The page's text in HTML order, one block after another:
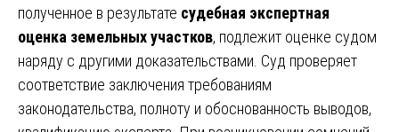
полученное в результате судебная экспертная
оценка земельных участков, подлежит оценке судом
наряду с другими доказательствами. Суд проверяет
соответствие заключения требованиям
законодательства, полноту и обоснованность выводов,